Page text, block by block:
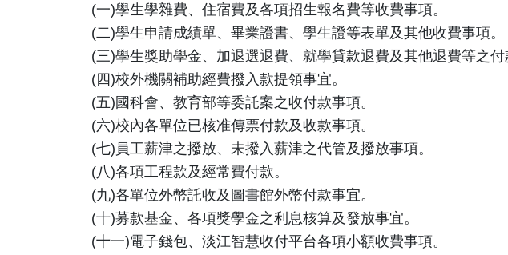
(一)學生學雜費、住宿費及各項招生報名費等收費事項。
(二)學生申請成績單、畢業證書、學生證等表單及其他收費事項。
(三)學生獎助學金、加退選退費、就學貸款退費及其他退費等之付
(四)校外機關補助經費撥入款提領事宜。
(五)國科會、教育部等委託案之收付款事項。
(六)校內各單位已核准傳票付款及收款事項。
(七)員工薪津之撥放、未撥入薪津之代管及撥放事項。
(八)各項工程款及經常費付款。
(九)各單位外幣託收及圖書館外幣付款事宜。
(十)募款基金、各項獎學金之利息核算及發放事宜。
(十一)電子錢包、淡江智慧收付平台各項小額收費事項。